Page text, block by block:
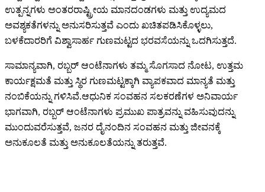
ಉತ್ಪನ್ನಗಳು ಅಂತರರಾಷ್ಟ್ರೀಯ ಮಾನದಂಡಗಳು ಮತ್ತು ಉದ್ಯಮದ
ಅವಶ್ಯಕತೆಗಳನ್ನು ಅನುಸರಿಸುತ್ತವೆ ಎಂದು ಖಚಿತಪಡಿಸಿಕೊಳ್ಳಲು,
ಬಳಕೆದಾರರಿಗೆ ವಿಶ್ವಾಸಾರ್ಹ ಗುಣಮಟ್ಟದ ಭರವಸೆಯನ್ನು ಒದಗಿಸುತ್ತದೆ.
ಸಾಮಾನ್ಯವಾಗಿ, ರಬ್ಬರ್ ಆಂಟೆನಾಗಳು ತಮ್ಮ ಸೊಗಸಾದ ನೋಟ, ಉತ್ತಮ
ಕಾರ್ಯಕ್ಷಮತೆ ಮತ್ತು ಸ್ಥಿರ ಗುಣಮಟ್ಟಕ್ಕಾಗಿ ವ್ಯಾಪಕವಾದ ಮಾನ್ಯತೆ ಮತ್ತು
ನಂಬಿಕೆಯನ್ನು ಗಳಿಸಿವೆ.ಆಧುನಿಕ ಸಂವಹನ ಸಲಕರಣೆಗಳ ಅನಿವಾರ್ಯ
ಭಾಗವಾಗಿ, ರಬ್ಬರ್ ಆಂಟೆನಾಗಳು ಪ್ರಮುಖ ಪಾತ್ರವನ್ನು ವಹಿಸುವುದನ್ನು
ಮುಂದುವರೆಸುತ್ತವೆ, ಜನರ ದೈನಂದಿನ ಸಂವಹನ ಮತ್ತು ಜೀವನಕ್ಕೆ
ಅನುಕೂಲತೆ ಮತ್ತು ಅನುಕೂಲತೆಯನ್ನು ತರುತ್ತವೆ.